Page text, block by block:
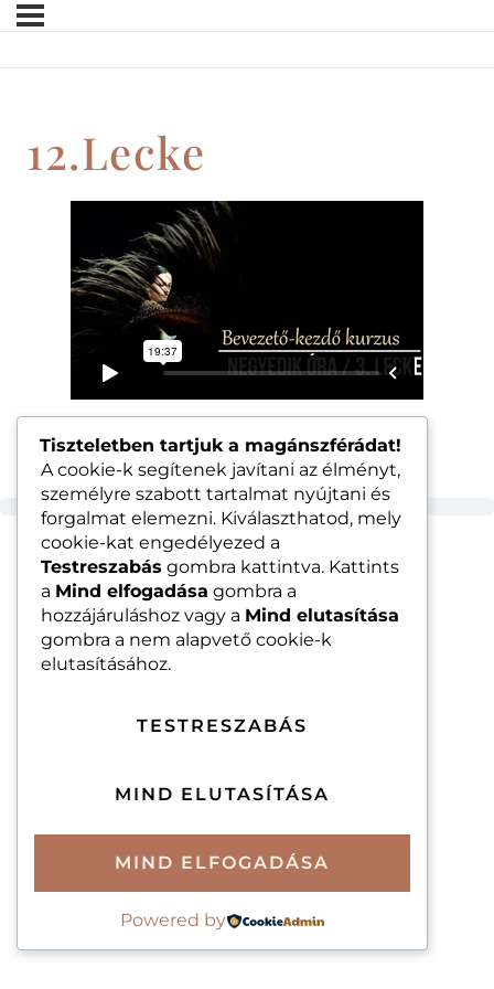
12.lecke
Tiszteletben tartjuk a magánszférádat!
A cookie-k segítenek javítani az élményt,
személyre szabott tartalmat nyújtani és
forgalmat elemezni. Kiválaszthatod, mely
cookie-kat engedélyezed a
Testreszabás gombra kattintva. Kattints
a Mind elfogadása gombra a
hozzájáruláshoz vagy a Mind elutasítása
gombra a nem alapvető cookie-k
elutasításához.
TESTRESZABÁS
MIND ELUTASÍTÁSA
MIND ELFOGADÁSA
Powered by